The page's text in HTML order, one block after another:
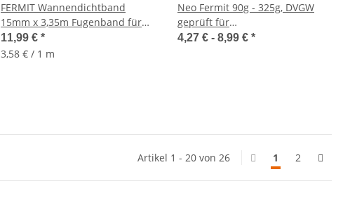
FERMIT Wannendichtband
15mm x 3,35m Fugenband für
Duschwanne od. Badewanne
11,99 € *
3,58 € / 1 m
Neo Fermit 90g - 325g, DVGW
geprüft für
Gewindeverbindungen mit Hanf
4,27 € - 8,99 € *
Artikel 1 - 20 von 26 1 2